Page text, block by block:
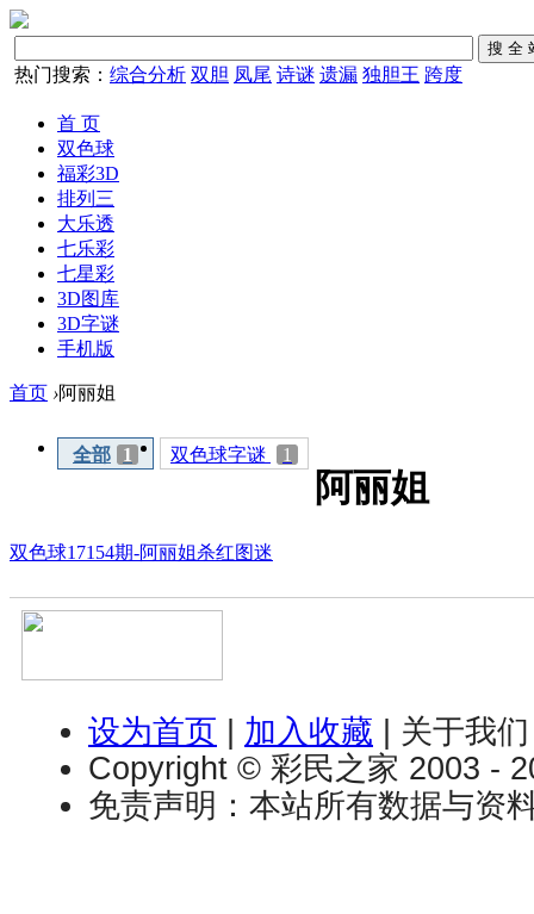
热门搜索： 综合分析 双胆 凤尾 诗谜 遗漏 独胆王 跨度
首 页
双色球
福彩3D
排列三
大乐透
七乐彩
七星彩
3D图库
3D字谜
手机版
首页 ›阿丽姐
全部 1 双色球字谜 1
阿丽姐
双色球17154期-阿丽姐杀红图迷
设为首页 加入收藏 | 关于我
Copyright © 彩民之家 2003 -
免责声明：本站所有数据与资